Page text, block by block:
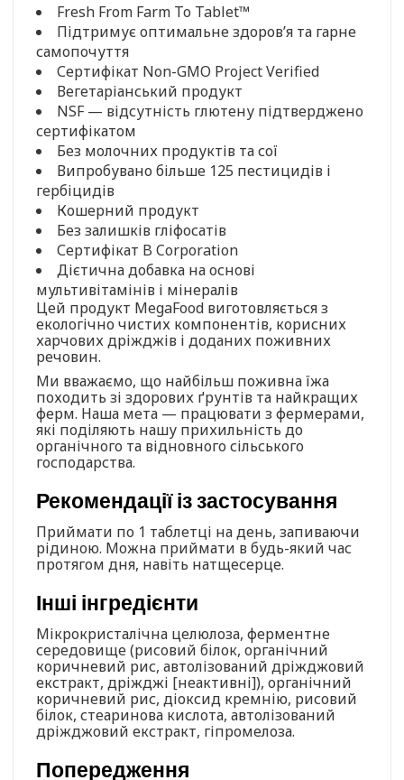
Fresh From Farm To Tablet™
Підтримує оптимальне здоров’я та гарне
самопочуття
Сертифікат Non-GMO Project Verified
Вегетаріанський продукт
NSF — відсутність глютену підтверджено
сертифікатом
Без молочних продуктів та сої
Випробувано більше 125 пестицидів і
гербіцидів
Кошерний продукт
Без залишків гліфосатів
Сертифікат B Corporation
Дієтична добавка на основі
мультивітамінів і мінералів
Цей продукт MegaFood виготовляється з
екологічно чистих компонентів, корисних
харчових дріжджів і доданих поживних
речовин.
Ми вважаємо, що найбільш поживна їжа
походить зі здорових ґрунтів та найкращих
ферм. Наша мета — працювати з фермерами,
які поділяють нашу прихильність до
органічного та відновного сільського
господарства.
Рекомендації із застосування
Приймати по 1 таблетці на день, запиваючи
рідиною. Можна приймати в будь-який час
протягом дня, навіть натщесерце.
Інші інгредієнти
Мікрокристалічна целюлоза, ферментне
середовище (рисовий білок, органічний
коричневий рис, автолізований дріжджовий
екстракт, дріжджі [неактивні]), органічний
коричневий рис, діоксид кремнію, рисовий
білок, стеаринова кислота, автолізований
дріжджовий екстракт, гіпромелоза.
Попередження